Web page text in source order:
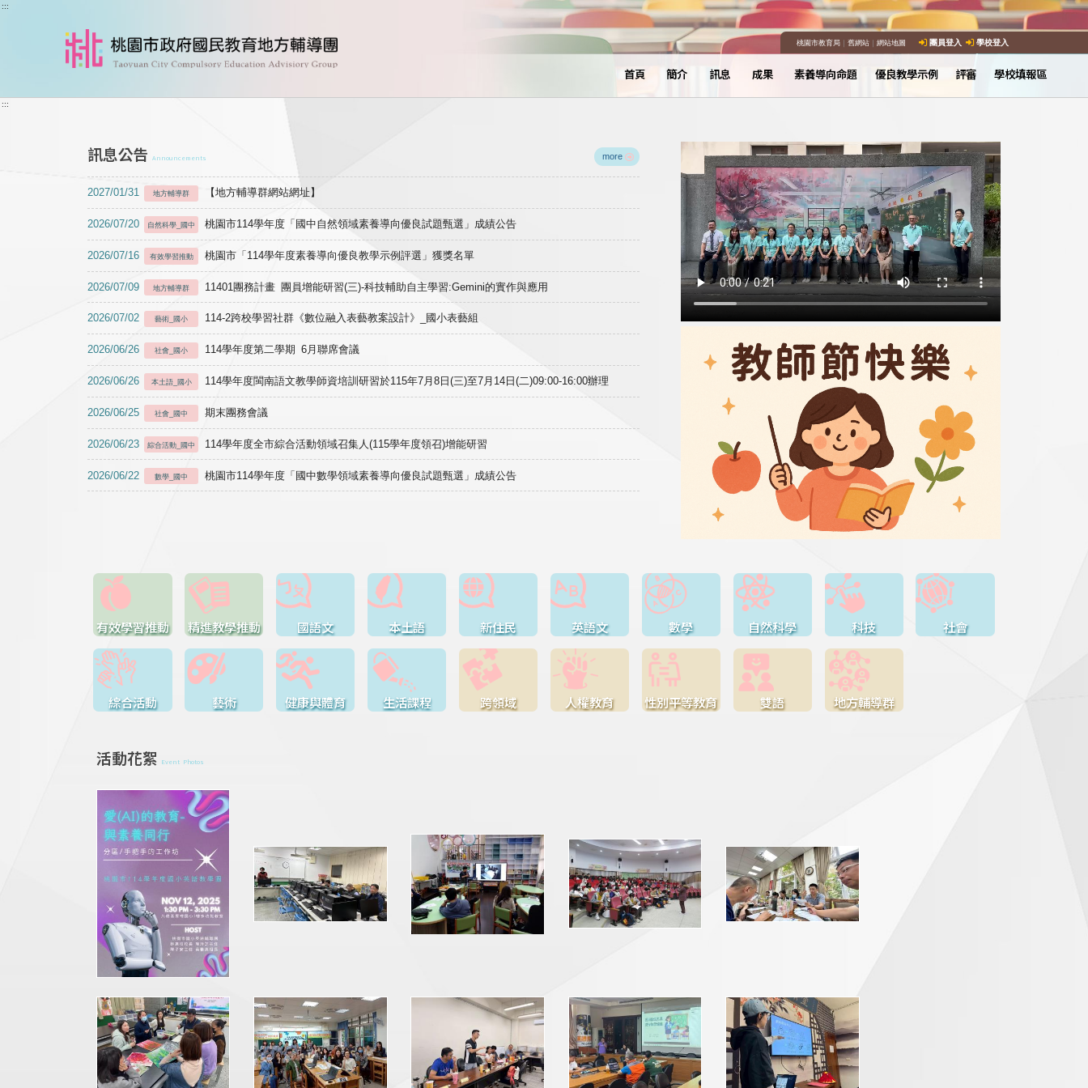
跳到主要內容
:::
桃園市教育局｜ 舊網站｜ 網站地圖 團員登入 學校登入
首頁 簡介 訊息 成果 素養導向命題 優良教學示例 評審 學校填報區
:::
訊息公告 Announcements more
2027/01/31 地方輔導群 【地方輔導群網站網址】
2026/07/20 自然科學_國中 桃園市114學年度「國中自然領域素養導向優良試題甄選」成績公告
2026/07/16 有效學習推動 桃園市「114學年度素養導向優良教學示例評選」獲獎名單
2026/07/09 地方輔導群 11401團務計畫 團員增能研習(三)-科技輔助自主學習:Gemini的實作與應用
2026/07/02 藝術_國小 114-2跨校學習社群《數位融入表藝教案設計》_國小表藝組
2026/06/26 社會_國小 114學年度第二學期 6月聯席會議
2026/06/26 本土語_國小 114學年度閩南語文教學師資培訓研習於115年7月8日(三)至7月14日(二)09:00-16:00辦理
2026/06/25 社會_國中 期末團務會議
2026/06/23 綜合活動_國中 114學年度全市綜合活動領域召集人(115學年度領召)增能研習
2026/06/22 數學_國中 桃園市114學年度「國中數學領域素養導向優良試題甄選」成績公告
有效學習推動 精進教學推動 國語文 本土語 新住民 英語文 數學 自然科學 科技 社會
綜合活動 藝術 健康與體育 生活課程 跨領域 人權教育 性別平等教育 雙語 地方輔導群
活動花絮 Event Photos